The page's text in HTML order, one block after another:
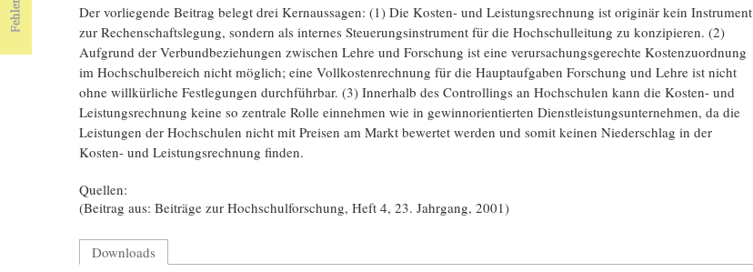
Der vorliegende Beitrag belegt drei Kernaussagen: (1) Die Kosten- und Leistungsrechnung ist originär kein Instrument
zur Rechenschaftslegung, sondern als internes Steuerungsinstrument für die Hochschulleitung zu konzipieren. (2)
Aufgrund der Verbundbeziehungen zwischen Lehre und Forschung ist eine verursachungsgerechte Kostenzuordnung
im Hochschulbereich nicht möglich; eine Vollkostenrechnung für die Hauptaufgaben Forschung und Lehre ist nicht
ohne willkürliche Festlegungen durchführbar. (3) Innerhalb des Controllings an Hochschulen kann die Kosten- und
Leistungsrechnung keine so zentrale Rolle einnehmen wie in gewinnorientierten Dienstleistungsunternehmen, da die
Leistungen der Hochschulen nicht mit Preisen am Markt bewertet werden und somit keinen Niederschlag in der
Kosten- und Leistungsrechnung finden.
Quellen:
(Beitrag aus: Beiträge zur Hochschulforschung, Heft 4, 23. Jahrgang, 2001)
Downloads